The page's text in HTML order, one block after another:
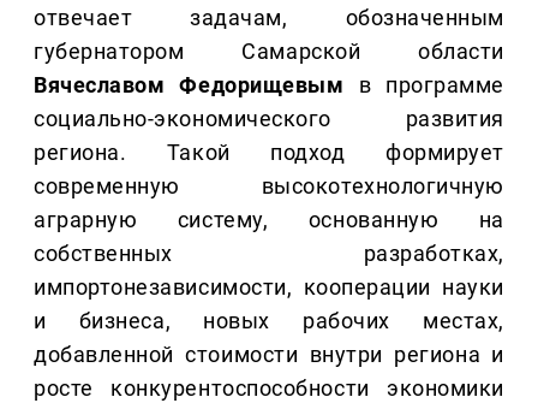
отвечает задачам, обозначенным
губернатором Самарской области
Вячеславом Федорищевым в программе
социально-экономического развития
региона. Такой подход формирует
современную высокотехнологичную
аграрную систему, основанную на
собственных разработках,
импортонезависимости, кооперации науки
и бизнеса, новых рабочих местах,
добавленной стоимости внутри региона и
росте конкурентоспособности экономики